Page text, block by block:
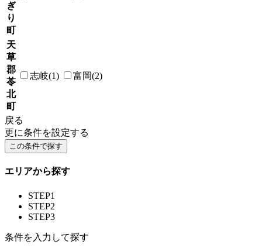
ぎ
り
町
天
草
郡
苓
北
町
志岐(1) 富岡(2)
戻る
更に条件を設定する
エリアから探す
STEP1
STEP2
STEP3
条件を入力して探す